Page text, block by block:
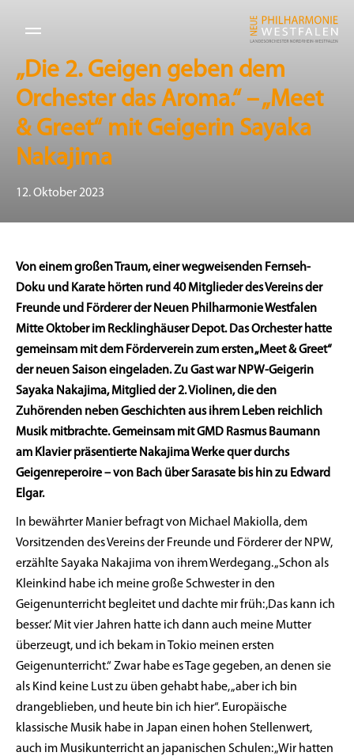
„Die 2. Geigen geben dem
Orchester das Aroma.“ – „Meet
& Greet“ mit Geigerin Sayaka
Nakajima
12. Oktober 2023
Von einem großen Traum, einer wegweisenden Fernseh-
Doku und Karate hörten rund 40 Mitglieder des Vereins der
Freunde und Förderer der Neuen Philharmonie Westfalen
Mitte Oktober im Recklinghäuser Depot. Das Orchester hatte
gemeinsam mit dem Förderverein zum ersten „Meet & Greet“
der neuen Saison eingeladen. Zu Gast war NPW-Geigerin
Sayaka Nakajima, Mitglied der 2. Violinen, die den
Zuhörenden neben Geschichten aus ihrem Leben reichlich
Musik mitbrachte. Gemeinsam mit GMD Rasmus Baumann
am Klavier präsentierte Nakajima Werke quer durchs
Geigenreperoire – von Bach über Sarasate bis hin zu Edward
Elgar.
In bewährter Manier befragt von Michael Makiolla, dem
Vorsitzenden des Vereins der Freunde und Förderer der NPW,
erzählte Sayaka Nakajima von ihrem Werdegang. „Schon als
Kleinkind habe ich meine große Schwester in den
Geigenunterricht begleitet und dachte mir früh: ‚Das kann ich
besser.‘ Mit vier Jahren hatte ich dann auch meine Mutter
überzeugt, und ich bekam in Tokio meinen ersten
Geigenunterricht.“ Zwar habe es Tage gegeben, an denen sie
als Kind keine Lust zu üben gehabt habe, „aber ich bin
drangeblieben, und heute bin ich hier“. Europäische
klassische Musik habe in Japan einen hohen Stellenwert,
auch im Musikunterricht an japanischen Schulen: „Wir hatten